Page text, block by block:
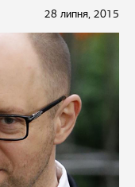
28 липня, 2015